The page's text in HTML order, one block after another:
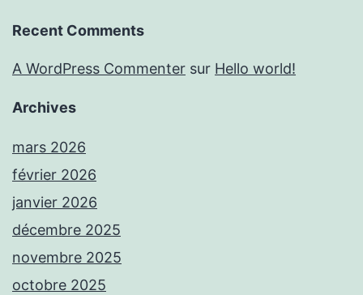
Recent Comments
A WordPress Commenter sur Hello world!
Archives
mars 2026
février 2026
janvier 2026
décembre 2025
novembre 2025
octobre 2025